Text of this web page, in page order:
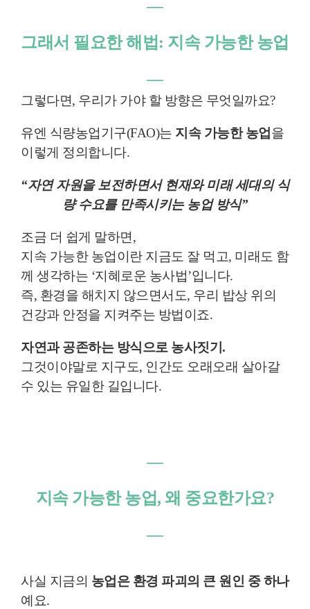
―
그래서 필요한 해법: 지속 가능한 농업
―
그렇다면, 우리가 가야 할 방향은 무엇일까요?
유엔 식량농업기구(FAO)는 지속 가능한 농업 을
이렇게 정의합니다.
“자연 자원을 보전하면서 현재와 미래 세대의 식
량 수요를 만족시키는 농업 방식”
조금 더 쉽게 말하면,
지속 가능한 농업이란 지금도 잘 먹고, 미래도 함
께 생각하는 ‘지혜로운 농사법’입니다.
즉, 환경을 해치지 않으면서도, 우리 밥상 위의
건강과 안정을 지켜주는 방법이죠.
자연과 공존하는 방식으로 농사짓기.
그것이야말로 지구도, 인간도 오래오래 살아갈
수 있는 유일한 길입니다.
―
지속 가능한 농업, 왜 중요한가요?
―
사실 지금의 농업은 환경 파괴의 큰 원인 중 하나
예요.